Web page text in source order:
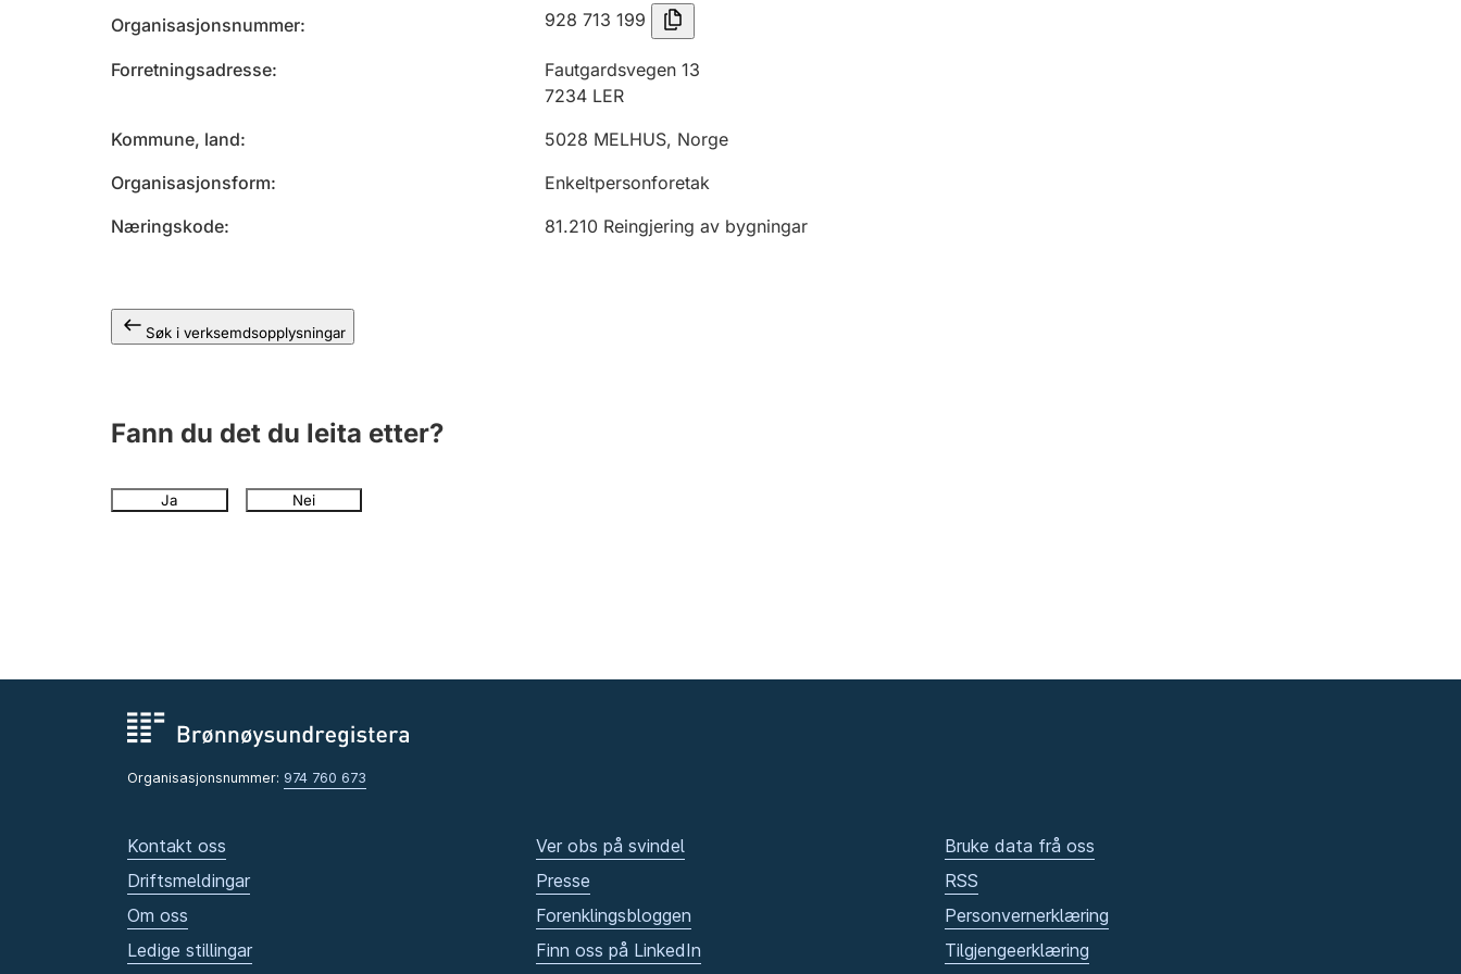
Organisasjonsnummer 928 713 199
Forretningsadresse
Fautgardsvegen 13
7234 LER
Kommune, land
5028 MELHUS, Norge
Organisasjonsform
Enkeltpersonforetak
Næringskode
81.210 Reingjering av bygningar
Søk i verksemdsopplysningar
Fann du det du leita etter?
Ja Nei
Organisasjonsnummer: 974 760 673
Kontakt oss
Driftsmeldingar
Om oss
Ledige stillingar
Ver obs på svindel
Presse
Forenklingsbloggen
Finn oss på LinkedIn
Bruke data frå oss
RSS
Personvernerklæring
Tilgjengeerklæring